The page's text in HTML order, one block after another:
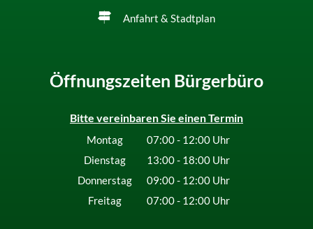
Anfahrt & Stadtplan
Öffnungszeiten Bürgerbüro
Bitte vereinbaren Sie einen Termin
Montag 07:00- 12:00Uhr
Von 07:00 bis 12:00 Uhr
Dienstag 13:00- 18:00Uhr
Von 13:00 bis 18:00 Uhr
Donnerstag 09:00- 12:00Uhr
Von 09:00 bis 12:00 Uhr
Freitag 07:00- 12:00Uhr